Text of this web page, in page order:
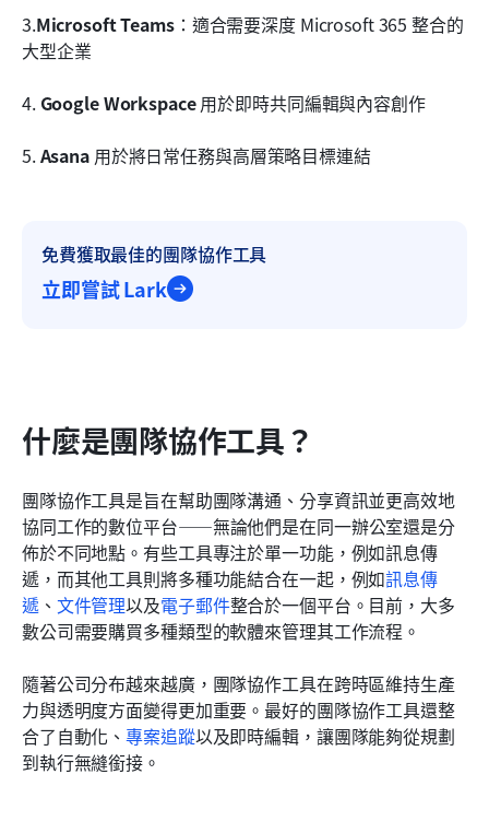
3.Microsoft Teams：適合需要深度 Microsoft 365 整合的
大型企業
4. Google Workspace 用於即時共同編輯與內容創作
5. Asana 用於將日常任務與高層策略目標連結
免費獲取最佳的團隊協作工具
立即嘗試 Lark
什麼是團隊協作工具？
團隊協作工具是旨在幫助團隊溝通、分享資訊並更高效地
協同工作的數位平台——無論他們是在同一辦公室還是分
佈於不同地點。有些工具專注於單一功能，例如訊息傳
遞，而其他工具則將多種功能結合在一起，例如訊息傳
遞、 文件管理以及電子郵件整合於一個平台。目前，大多
數公司需要購買多種類型的軟體來管理其工作流程。
隨著公司分布越來越廣，團隊協作工具在跨時區維持生產
力與透明度方面變得更加重要。最好的團隊協作工具還整
合了自動化、專案追蹤以及即時編輯，讓團隊能夠從規劃
到執行無縫銜接。